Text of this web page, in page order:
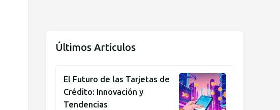
Últimos Artículos
El Futuro de las Tarjetas de
Crédito: Innovación y
Tendencias